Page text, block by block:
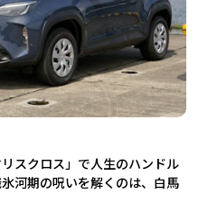
スクロス」で人生のハンドル
河期の呪いを解くのは、白馬